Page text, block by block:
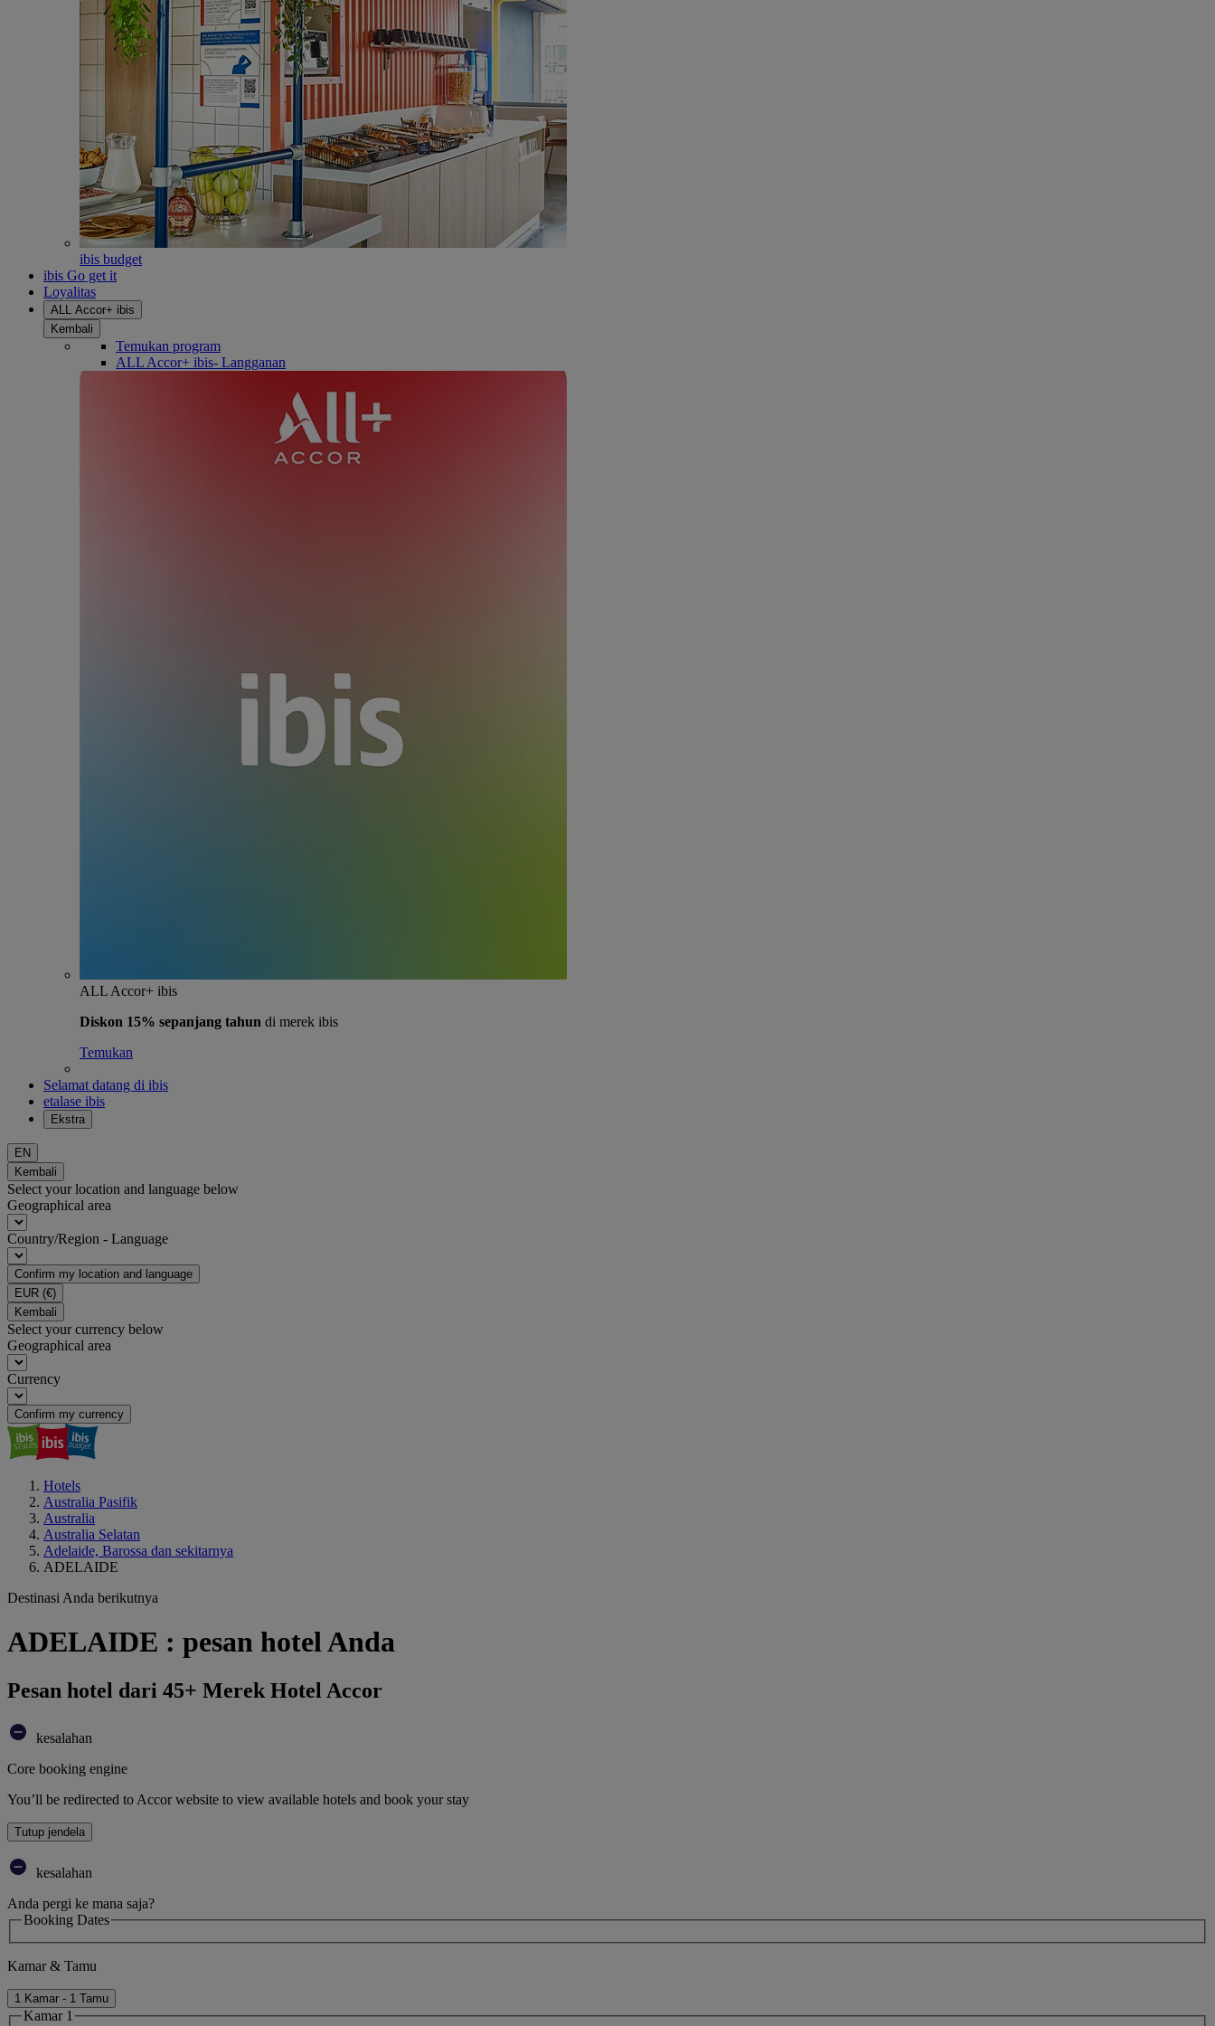
ibis budget
ibis Go get it
Loyalitas
ALL Accor+ ibis
Kembali
Temukan program
ALL Accor+ ibis- Langganan
ALL Accor+ ibis
Diskon 15% sepanjang tahun di merek ibis
Temukan
Selamat datang di ibis
etalase ibis
Ekstra
EN
Kembali
Select your location and language below
Geographical area
Country/Region - Language
Confirm my location and language
EUR (€)
Kembali
Select your currency below
Geographical area
Currency
Confirm my currency
Hotels
Australia Pasifik
Australia
Australia Selatan
Adelaide, Barossa dan sekitarnya
ADELAIDE
Destinasi Anda berikutnya
ADELAIDE : pesan hotel Anda
Pesan hotel dari 45+ Merek Hotel Accor
kesalahan
Core booking engine
You’ll be redirected to Accor website to view available hotels and book your stay
Tutup jendela
kesalahan
Anda pergi ke mana saja?
Booking Dates
Kamar & Tamu
1 Kamar - 1 Tamu
Kamar 1